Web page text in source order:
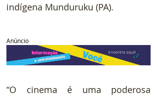
indígena Munduruku (PA).
Anúncio
“O cinema é uma poderosa